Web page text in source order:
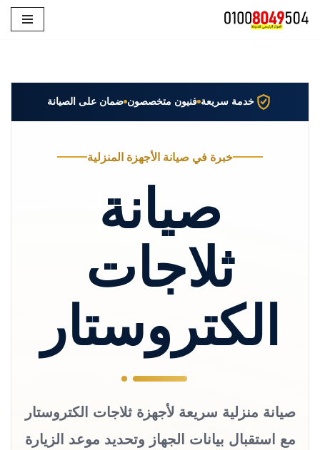
خدمة سريعة فنيون متخصصون ضمان على الصيانة
خبرة في صيانة الأجهزة المنزلية
صيانة
ثلاجات
الكتروستار
صيانة منزلية سريعة لأجهزة ثلاجات الكتروستار
مع استقبال بيانات الجهاز وتحديد موعد الزيارة